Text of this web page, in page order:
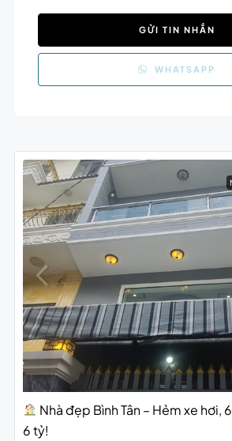
GỬI TIN NHẮN
WHATSAPP
Nhà đẹp Bình Tân – Hẻm xe hơi,
6 tỷ!